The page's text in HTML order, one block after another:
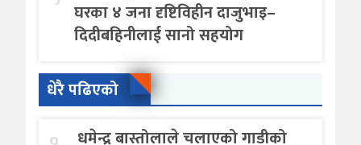
घरका ४ जना दृष्टिविहीन दाजुभाइ–
दिदीबहिनीलाई सानो सहयोग
धेरै पढिएको
धमेन्द्र बास्तोलाले चलाएको गाडीको